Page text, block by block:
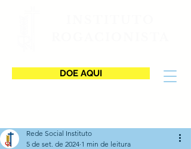
DOE AQUI
Rede Social Instituto
5 de set. de 2024 1 min de leitura